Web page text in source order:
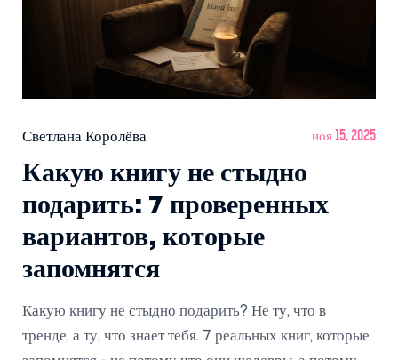
Светлана Королёва ноя 15, 2025
Какую книгу не стыдно
подарить: 7 проверенных
вариантов, которые
запомнятся
Какую книгу не стыдно подарить? Не ту, что в
тренде, а ту, что знает тебя. 7 реальных книг, которые